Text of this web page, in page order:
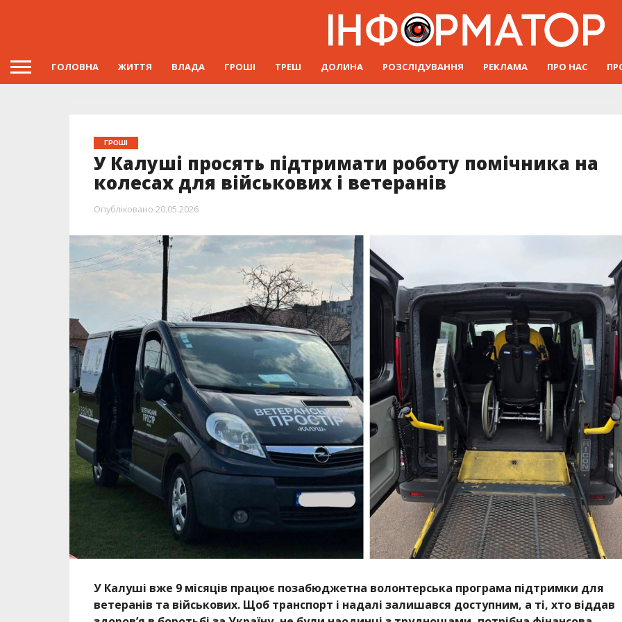
ГОЛОВНА ЖИТТЯ ВЛАДА ГРОШІ ТРЕШ ДОЛИНА РОЗСЛІДУВАННЯ РЕКЛАМА ПРО НАС
ГРОШІ
У Калуші просять підтримати роботу помічника на
колесах для військових і ветеранів
Опубліковано 20.05.2026
У Калуші вже 9 місяців працює позабюджетна волонтерська програма підтримки для
ветеранів та військових. Щоб транспорт і надалі залишався доступним, а ті, хто віддав